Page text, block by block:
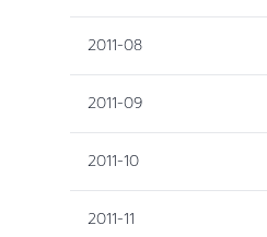
2011-08
2011-09
2011-10
2011-11